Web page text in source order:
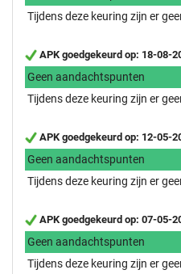
Tijdens deze keuring zijn er
APK goedgekeurd op: 18-08-
Geen aandachtspunten
Tijdens deze keuring zijn er
APK goedgekeurd op: 12-05-
Geen aandachtspunten
Tijdens deze keuring zijn er
APK goedgekeurd op: 07-05-
Geen aandachtspunten
Tijdens deze keuring zijn er